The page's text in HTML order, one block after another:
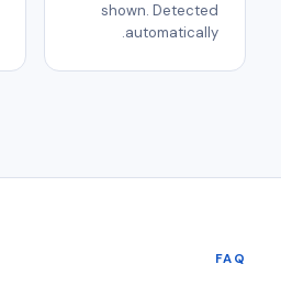
shown. Detected
automatically.
FAQ